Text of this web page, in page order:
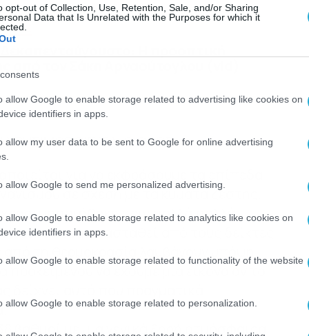
opt-out of Collection, Use, Retention, Sale, and/or Sharing
Data that Is Unrelated with the Purposes for which it
allow Google to enable storage related to advertising like cookies on
identifiers in apps.
allow my user data to be sent to Google for online advertising
allow Google to send me personalized advertising.
allow Google to enable storage related to analytics like cookies on
identifiers in apps.
allow Google to enable storage related to functionality of the website
allow Google to enable storage related to personalization.
ΧΡΗΣΙΜΟΠΟΙΕΙΤΑΙ Ο ΟΡΟΣ
για να εκφράσουμε τα επίπεδα
σε σχέση με τα κύματα ζέστης.
πριν πολλά πολλά
να αντικατασταθεί από τους δείκτες
τη θερμοκρασία λαμβάνουν υπόψη
να έχουμε μια εικόνα αν το
αυτό που πραγματικά
βαθμοί με μια γενικά ξηρή ατμόσφαιρα